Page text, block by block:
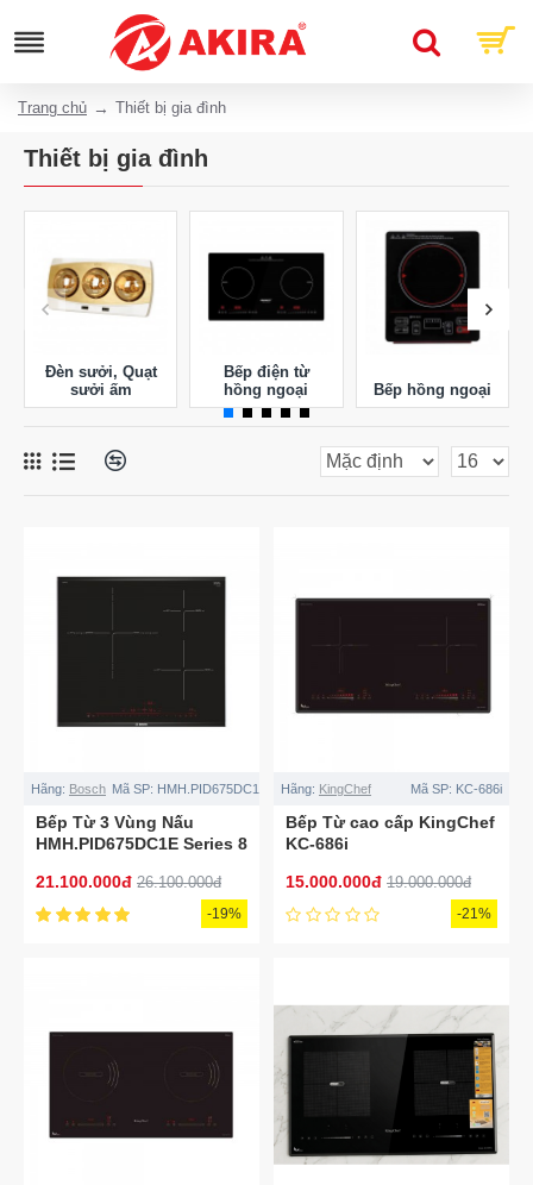
Trang chủ Thiết bị gia đình
Thiết bị gia đình
Đèn sưởi, Quạt
sưởi ấm
Bếp điện từ
hồng ngoại
Bếp hồng ngoại
Hãng: Bosch Mã SP: HMH.PID675DC1E
Bếp Từ 3 Vùng Nấu
HMH.PID675DC1E Series 8
21.100.000đ 26.100.000đ
-19%
Hãng: KingChef Mã SP: KC-686i
Bếp Từ cao cấp KingChef
KC-686i
15.000.000đ 19.000.000đ
-21%